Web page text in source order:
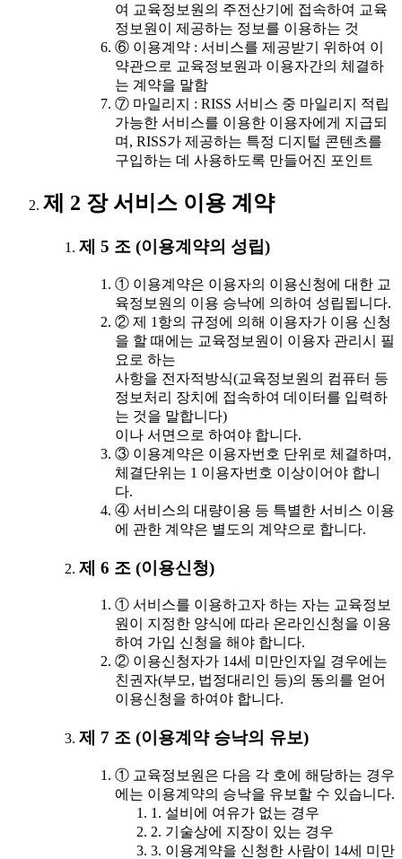
여 교육정보원의 주전산기에 접속하여 교육
정보원이 제공하는 정보를 이용하는 것
⑥ 이용계약 : 서비스를 제공받기 위하여 이
약관으로 교육정보원과 이용자간의 체결하
는 계약을 말함
⑦ 마일리지 : RISS 서비스 중 마일리지 적립
가능한 서비스를 이용한 이용자에게 지급되
며, RISS가 제공하는 특정 디지털 콘텐츠를
구입하는 데 사용하도록 만들어진 포인트
제 2 장 서비스 이용 계약
제 5 조 (이용계약의 성립)
① 이용계약은 이용자의 이용신청에 대한 교
육정보원의 이용 승낙에 의하여 성립됩니다.
② 제 1항의 규정에 의해 이용자가 이용 신청
을 할 때에는 교육정보원이 이용자 관리시 필
요로 하는
사항을 전자적방식(교육정보원의 컴퓨터 등
정보처리 장치에 접속하여 데이터를 입력하
는 것을 말합니다)
이나 서면으로 하여야 합니다.
③ 이용계약은 이용자번호 단위로 체결하며,
체결단위는 1 이용자번호 이상이어야 합니
다.
④ 서비스의 대량이용 등 특별한 서비스 이용
에 관한 계약은 별도의 계약으로 합니다.
제 6 조 (이용신청)
① 서비스를 이용하고자 하는 자는 교육정보
원이 지정한 양식에 따라 온라인신청을 이용
하여 가입 신청을 해야 합니다.
② 이용신청자가 14세 미만인자일 경우에는
친권자(부모, 법정대리인 등)의 동의를 얻어
이용신청을 하여야 합니다.
제 7 조 (이용계약 승낙의 유보)
① 교육정보원은 다음 각 호에 해당하는 경우
에는 이용계약의 승낙을 유보할 수 있습니다.
1. 설비에 여유가 없는 경우
2. 기술상에 지장이 있는 경우
3. 이용계약을 신청한 사람이 14세 미만